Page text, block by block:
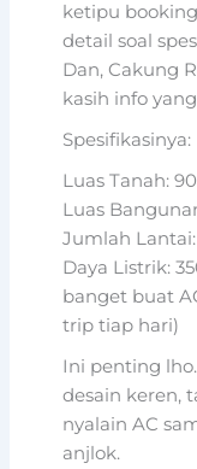
ketipu
detail soal
Dan, Cakung
kasih info
Spesifikasinya:
Luas Tanah:
Luas
Jumlah Lantai:
Daya Listrik:
banget buat
trip tiap hari)
Ini penting
desain keren,
nyalain AC
anjlok.